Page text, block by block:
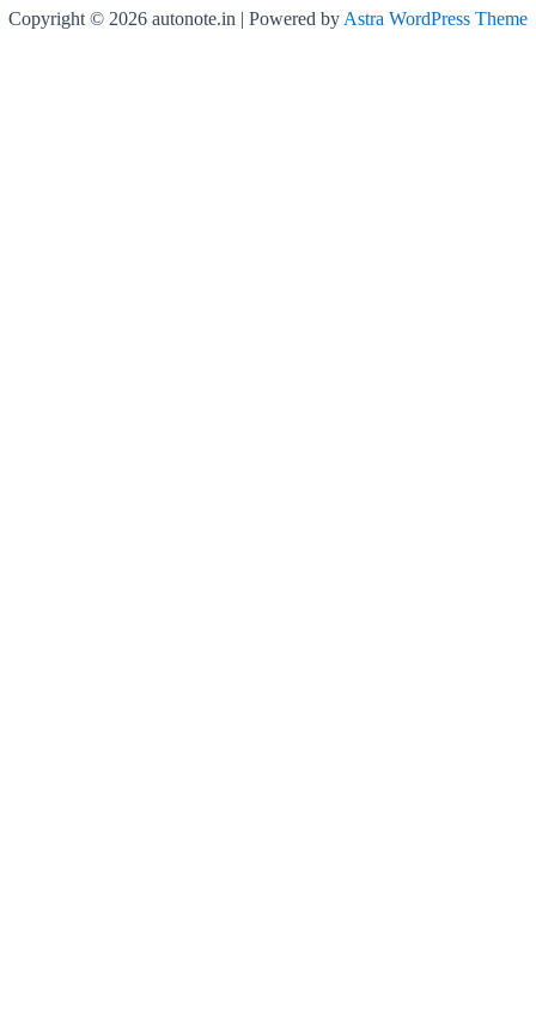
Copyright © 2026 autonote.in | Powered by Astra WordPress Theme